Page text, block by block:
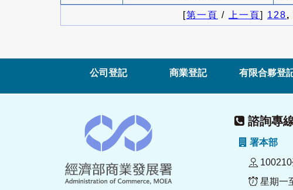
[第一頁 / 上一頁] 128,
公司登記 商業登記 有限合夥登
諮詢專
署本部
星期一